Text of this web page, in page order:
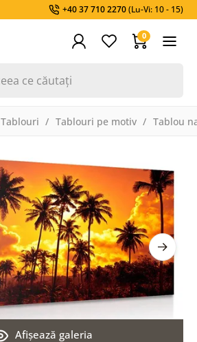
+40 37 710 2270(Lu-Vi: 10 - 15)
0
Tablouri Tablouri pe motiv Tablou
Afişează galeria